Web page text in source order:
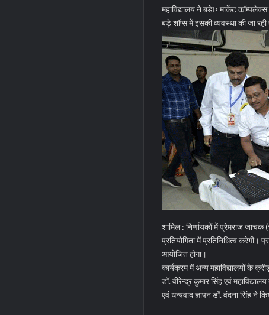
महाविद्यालय ने बडेÞ मार्केट
बड़े शॉप्स में इसकी व्यवस्था की जा रही
शामिल : निर्णायकों में प्रेमराज जाचक
प्रतियोगिता में प्रतिनिधित्व
आयोजित होगा।
कार्यक्रम में अन्य महाविद्यालयों के
डॉ. वीरेन्द्र कुमार सिंह एवं
एवं धन्यवाद ज्ञापन डॉ. वंदना सिंह ने